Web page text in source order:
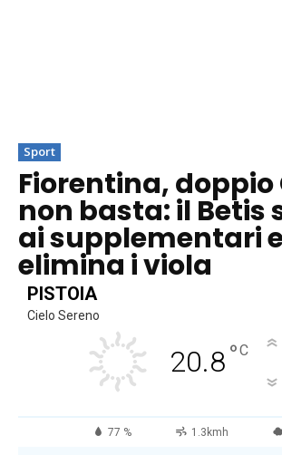
Sport
Fiorentina, doppio
non basta: il Betis
ai supplementari
elimina i viola
PISTOIA
Cielo Sereno
20.8°C
77 % 1.3kmh